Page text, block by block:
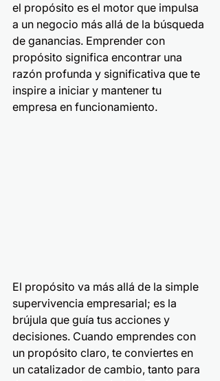
el propósito es el motor que impulsa
a un negocio más allá de la búsqueda
de ganancias. Emprender con
propósito significa encontrar una
razón profunda y significativa que te
inspire a iniciar y mantener tu
empresa en funcionamiento.
El propósito va más allá de la simple
supervivencia empresarial; es la
brújula que guía tus acciones y
decisiones. Cuando emprendes con
un propósito claro, te conviertes en
un catalizador de cambio, tanto para